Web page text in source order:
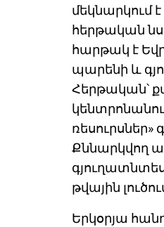
մեկնարկում է
հերթական
հարթակ է
պարենի և
Հերթական՝
Քննարկվող
թվային
Երկօրյա